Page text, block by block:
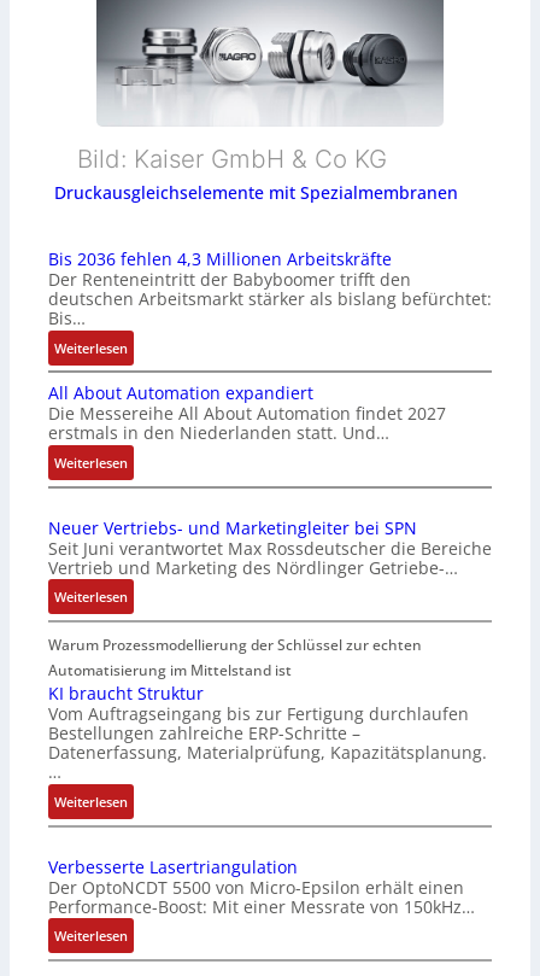
Bild: Kaiser GmbH & Co KG
Druckausgleichselemente mit Spezialmembranen
Bis 2036 fehlen 4,3 Millionen Arbeitskräfte
Der Renteneintritt der Babyboomer trifft den
deutschen Arbeitsmarkt stärker als bislang befürchtet:
Bis…
Weiterlesen:
B
i
s
2
0
3
f
e
h
l
e
n
4
,
3
M
i
l
l
i
n
e
n
A
r
All About Automation expandiert
Die Messereihe All About Automation findet 2027
erstmals in den Niederlanden statt. Und…
Weiterlesen:
A
l
A
b
o
u
t
A
u
t
o
m
a
t
i
n
e
x
p
a
Neuer Vertriebs- und Marketingleiter bei SPN
Seit Juni verantwortet Max Rossdeutscher die Bereiche
Vertrieb und Marketing des Nördlinger Getriebe-…
Weiterlesen:
N
e
u
e
r
V
e
t
r
e
b
s
-
u
Warum Prozessmodellierung der Schlüssel zur echten
Automatisierung im Mittelstand ist
KI braucht Struktur
Vom Auftragseingang bis zur Fertigung durchlaufen
Bestellungen zahlreiche ERP-Schritte –
Datenerfassung, Materialprüfung, Kapazitätsplanung.
…
Weiterlesen:
K
b
r
a
u
c
Verbesserte Lasertriangulation
Der OptoNCDT 5500 von Micro-Epsilon erhält einen
Performance-Boost: Mit einer Messrate von 150kHz…
Weiterlesen:
V